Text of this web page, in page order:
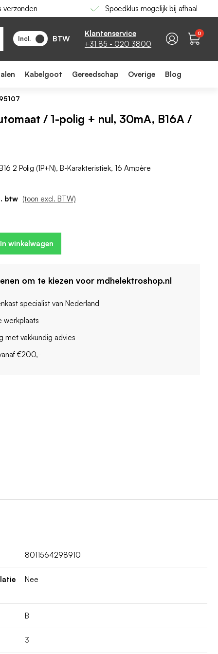
verzonden Spoedklus mogelijk bij afhaal
Incl. BTW
Klantenservice
+31 85 - 020 3800
0
Kabelgoot Gereedschap Overige Blog
/ 1-polig + nul, 30mA, B16A /
(toon excl. BTW)
In winkelwagen
om te kiezen voor mdhelektroshop.nl
specialist van Nederland
werkplaats
met vakkundig advies
€200,-
2 Polig (1P+N), B-Karakteristiek, 16 Ampère
8011564298910
Nee
B
3